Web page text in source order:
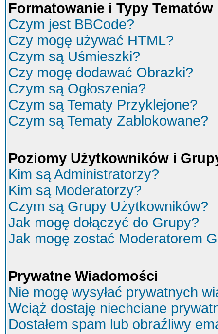
Formatowanie i Typy Tematów
Czym jest BBCode?
Czy mogę używać HTML?
Czym są Uśmieszki?
Czy mogę dodawać Obrazki?
Czym są Ogłoszenia?
Czym są Tematy Przyklejone?
Czym są Tematy Zablokowane?
Poziomy Użytkowników i
Kim są Administratorzy?
Kim są Moderatorzy?
Czym są Grupy Użytkowników?
Jak mogę dołączyć do Grupy?
Jak mogę zostać Moderatorem
Prywatne Wiadomości
Nie mogę wysyłać prywatnych
Wciąż dostaję niechciane
Dostałem spam lub obraźliwy